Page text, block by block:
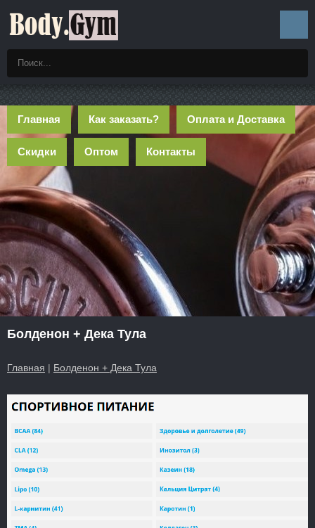
Главная Как заказать? Оплата и Доставка
Скидки Оптом Контакты
Болденон + Дека Тула
Главная | Болденон + Дека Тула